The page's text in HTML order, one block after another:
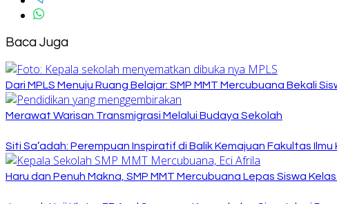
Baca Juga
Dari MPLS Menuju Ruang Belajar: SMP MMT Mercubuana Bekali
Merawat Warisan Transmigrasi Melalui Budaya Sekolah
Siti Sa’adah: Perempuan Inspiratif di Balik Kemajuan Fakultas
Haru dan Penuh Makna, SMP MMT Mercubuana Lepas Siswa